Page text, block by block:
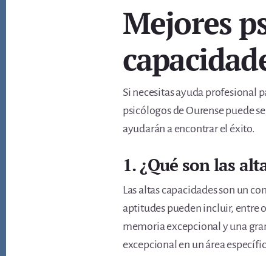
Mejores
Si necesitas ayuda profesional
psicólogos de Ourense puede
ayudarán a encontrar el éxito.
1. ¿Qué son las
Las altas capacidades son un
aptitudes pueden incluir, entre
memoria excepcional y una
excepcional en un área